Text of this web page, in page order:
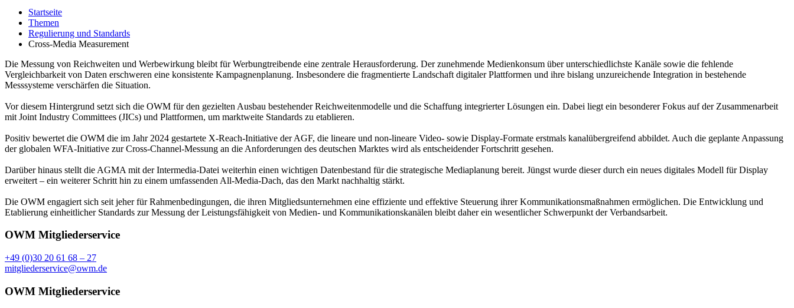
Startseite
Themen
Regulierung und Standards
Cross-Media Measurement
Die Messung von Reichweiten und Werbewirkung bleibt für Werbungtreibende eine zentrale Herausforderung. Der zunehmende Medienkonsum über unterschiedlichste Kanäle sowie die fehlende
Vergleichbarkeit von Daten erschweren eine konsistente Kampagnenplanung. Insbesondere die fragmentierte Landschaft digitaler Plattformen und ihre bislang unzureichende Integration in bestehende
Messsysteme verschärfen die Situation.
Vor diesem Hintergrund setzt sich die OWM für den gezielten Ausbau bestehender Reichweitenmodelle und die Schaffung integrierter Lösungen ein. Dabei liegt ein besonderer Fokus auf der Zusammenarbeit
mit Joint Industry Committees (JICs) und Plattformen, um marktweite Standards zu etablieren.
Positiv bewertet die OWM die im Jahr 2024 gestartete X-Reach-Initiative der AGF, die lineare und non-lineare Video- sowie Display-Formate erstmals kanalübergreifend abbildet. Auch die geplante Anpassung
der globalen WFA-Initiative zur Cross-Channel-Messung an die Anforderungen des deutschen Marktes wird als entscheidender Fortschritt gesehen.
Darüber hinaus stellt die AGMA mit der Intermedia-Datei weiterhin einen wichtigen Datenbestand für die strategische Mediaplanung bereit. Jüngst wurde dieser durch ein neues digitales Modell für Display
erweitert – ein weiterer Schritt hin zu einem umfassenden All-Media-Dach, das den Markt nachhaltig stärkt.
Die OWM engagiert sich seit jeher für Rahmenbedingungen, die ihren Mitgliedsunternehmen eine effiziente und effektive Steuerung ihrer Kommunikationsmaßnahmen ermöglichen. Die Entwicklung und
Etablierung einheitlicher Standards zur Messung der Leistungsfähigkeit von Medien- und Kommunikationskanälen bleibt daher ein wesentlicher Schwerpunkt der Verbandsarbeit.
OWM Mitgliederservice
+49 (0)30 20 61 68 – 27
mitgliederservice@owm.de
OWM Mitgliederservice